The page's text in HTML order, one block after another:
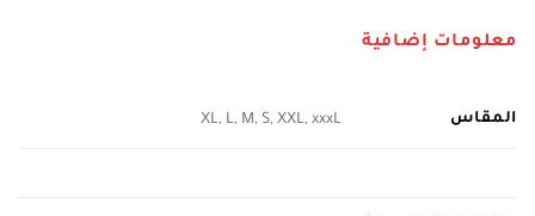
معلومات إضافية
المقاس XL, L, M, S, XXL, xxxL